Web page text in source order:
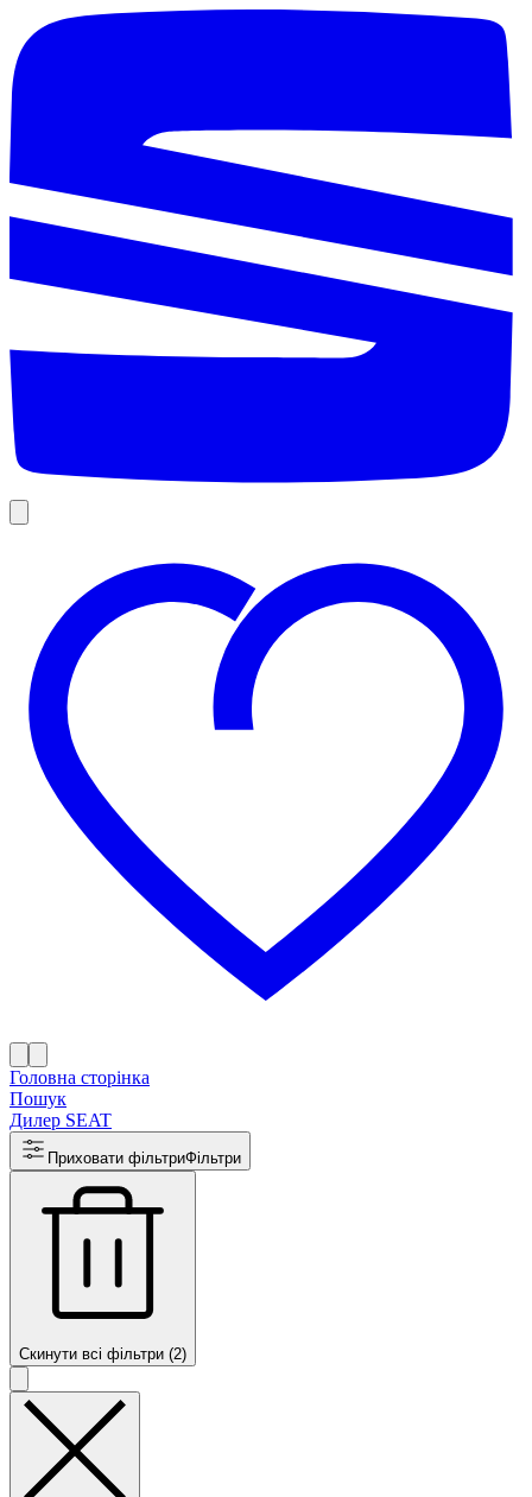
Головна сторінка
Пошук
Дилер SEAT
Приховати фільтриФільтри
Скинути всі фільтри (2)